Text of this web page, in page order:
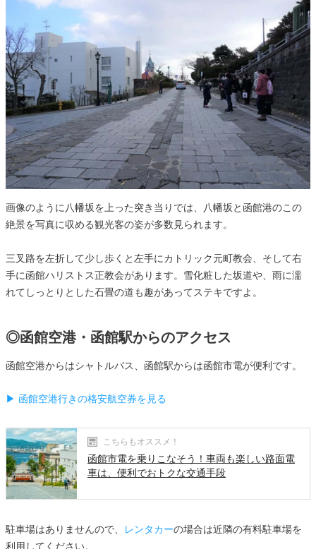
画像のように八幡坂を上った突き当りでは、八幡坂と函館港のこの
絶景を写真に収める観光客の姿が多数見られます。
三叉路を左折して少し歩くと左手にカトリック元町教会、そして右
手に函館ハリストス正教会があります。雪化粧した坂道や、雨に濡
れてしっとりとした石畳の道も趣があってステキですよ。
◎函館空港・函館駅からのアクセス
函館空港からはシャトルバス、函館駅からは函館市電が便利です。
▶ 函館空港行きの格安航空券を見る
こちらもオススメ！
函館市電を乗りこなそう！車両も楽しい路面電
車は、便利でおトクな交通手段
駐車場はありませんので、 レンタカーの場合は近隣の有料駐車場を
利用してください。